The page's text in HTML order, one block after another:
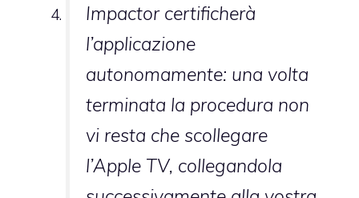
Impactor certificherà
l’applicazione
autonomamente: una volta
terminata la procedura non
vi resta che scollegare
l’Apple TV, collegandola